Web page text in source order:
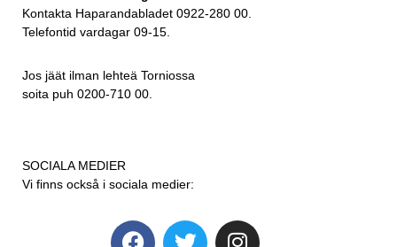
Kontakta Haparandabladet 0922-280 00.
Telefontid vardagar 09-15.
Jos jäät ilman lehteä Torniossa
soita puh 0200-710 00.
SOCIALA MEDIER
Vi finns också i sociala medier: